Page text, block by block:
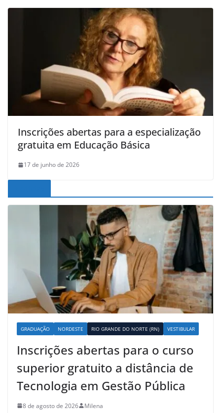
Inscrições abertas para a especialização
gratuita em Educação Básica
17 de junho de 2026
GRADUAÇÃO NORDESTE RIO GRANDE DO NORTE (RN) VESTIBULAR
Inscrições abertas para o curso
superior gratuito a distância de
Tecnologia em Gestão Pública
8 de agosto de 2026 Milena